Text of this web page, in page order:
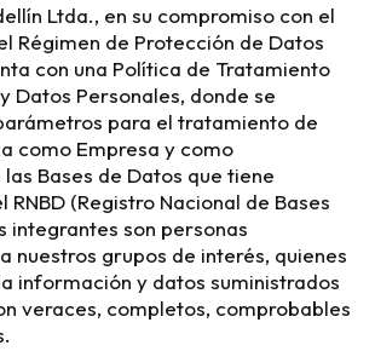
Ltda., en su compromiso con el
Régimen de Protección de Datos
con una Política de Tratamiento
Datos Personales, donde se
para el tratamiento de
como Empresa y como
Bases de Datos que tiene
RNBD (Registro Nacional de Bases
integrantes son personas
nuestros grupos de interés, quienes
información y datos suministrados
veraces, completos, comprobables